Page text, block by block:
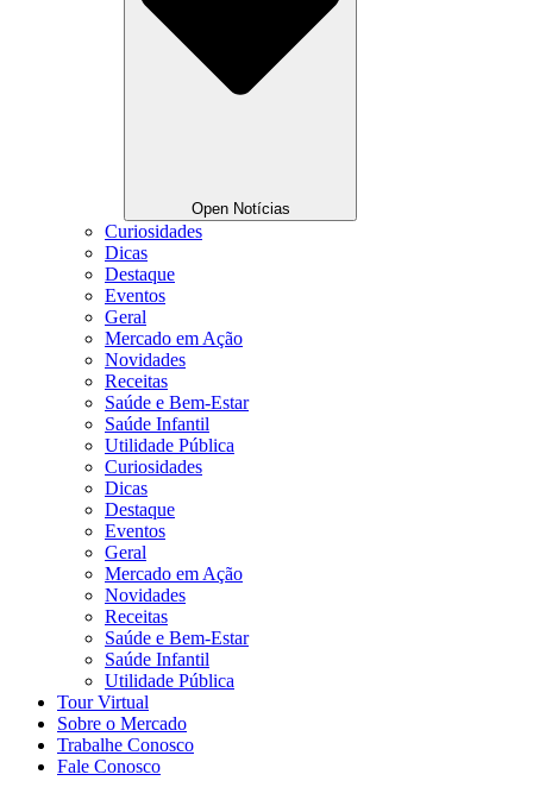
Open Notícias
Curiosidades
Dicas
Destaque
Eventos
Geral
Mercado em Ação
Novidades
Receitas
Saúde e Bem-Estar
Saúde Infantil
Utilidade Pública
Curiosidades
Dicas
Destaque
Eventos
Geral
Mercado em Ação
Novidades
Receitas
Saúde e Bem-Estar
Saúde Infantil
Utilidade Pública
Tour Virtual
Sobre o Mercado
Trabalhe Conosco
Fale Conosco